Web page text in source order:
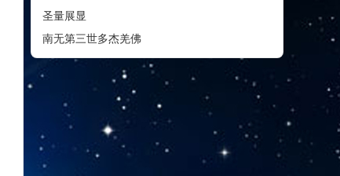
圣量展显
南无第三世多杰羌佛